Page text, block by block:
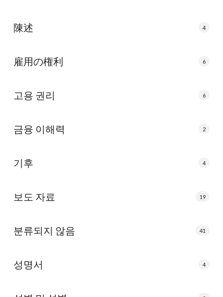
陳述 4
雇用の権利 6
고용 권리 6
금융 이해력 2
기후 4
보도 자료 19
분류되지 않음 41
성명서 4